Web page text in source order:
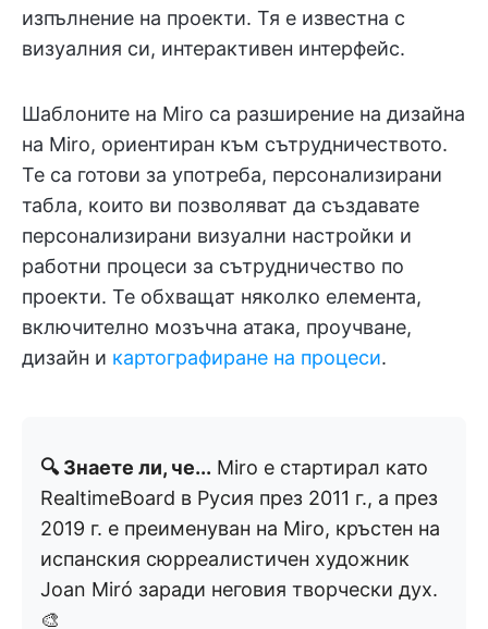
изпълнение на проекти. Тя е известна с
визуалния си, интерактивен интерфейс.
Шаблоните на Miro са разширение на дизайна
на Miro, ориентиран към сътрудничеството.
Те са готови за употреба, персонализирани
табла, които ви позволяват да създавате
персонализирани визуални настройки и
работни процеси за сътрудничество по
проекти. Те обхващат няколко елемента,
включително мозъчна атака, проучване,
дизайн и картографиране на процеси.
🔍 Знаете ли, че... Miro е стартирал като
RealtimeBoard в Русия през 2011 г., а през
2019 г. е преименуван на Miro, кръстен на
испанския сюрреалистичен художник
Joan Miró заради неговия творчески дух.
🎨